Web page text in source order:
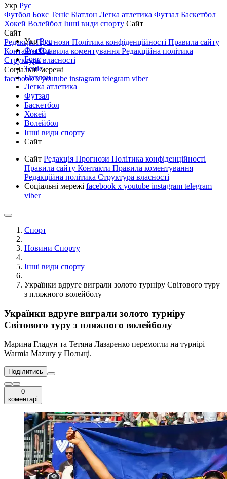
Укр Рус
Футбол Бокс Теніс Біатлон Легка атлетика Футзал Баскетбол
Хокей Волейбол Інші види спорту Сайт
Сайт
РедакціяПрогнози Політика конфіденційності Правила сайту
КонтактиПравила коментування Редакційна політика
Структура власності
Соціальні мережі
facebookxyoutube instagram telegram viber
УкрРус
Футбол
Бокс
Теніс
Біатлон
Легка атлетика
Футзал
Баскетбол
Хокей
Волейбол
Інші види спорту
Сайт
Сайт Редакція Прогнози Політика конфіденційності
Правила сайту Контакти Правила коментування
Редакційна політика Структура власності
Соціальні мережі facebook x youtube instagram telegram
viber
Спорт
Новини Спорту
Інші види спорту
Українки вдруге виграли золото турніру Світового туру
з пляжного волейболу
Українки вдруге виграли золото турніру
Світового туру з пляжного волейболу
Марина Гладун та Тетяна Лазаренко перемогли на турнірі
Warmia Mazury у Польщі.
Поділитись
0
коментарі